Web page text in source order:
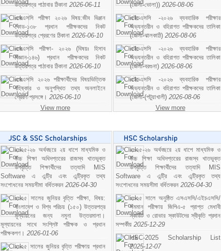
উত্তরপত্র পাঠাবার ঠিকানা 2026-06-11
এসএসসি পরীক্ষা ২০২৬ বিষয়:জীব বিঞ্জান
কোড-১৩৮ প্রধান পরীক্ষকদের নিকট
উত্তরপত্র প্রেরণের ঠিকানা 2026-06-10
এসএসসি পরীক্ষা- ২০২৬ (বিষয়ঃ হিসাব
বিজ্ঞান-১৪৬) প্রধান পরীক্ষকদের নিকট
উত্তরপত্র পাঠাবার ঠিকানা 2026-06-10
এসএসসি ২০২৬ পরীক্ষার্থীদের বিষয়ভিত্তিক
বহিষ্কার ও অনুপস্থিত তথ্য অনলাইনে
প্রেরণ প্রসঙ্গে। 2026-06-10
View more
(জেলা-ভোলা)) 2026-08-06
এইচএসসি -২০২৬ ব্যবহারিক পরীক্ষার
অভ্যন্তরীন ও বহিরাগত পরীক্ষকদের তালিকা
(জেলা-ঝালকাঠি) 2026-08-06
এইচএসসি -২০২৬ ব্যবহারিক পরীক্ষার
অভ্যন্তরীন ও বহিরাগত পরীক্ষকদের তালিকা
(জেলা-বরগুনা) 2026-08-06
এইচএসসি -২০২৬ ব্যবহারিক পরীক্ষার
অভ্যন্তরীন ও বহিরাগত পরীক্ষকদের তালিকা
(জেলা-(পটুয়াখালী) 2026-08-06
View more
২০২৫-২৬ অর্থবছরে ২য় ধাপে মাধ্যমিক ও
উচ্চ শিক্ষা অধিদপ্তরের রাজস্ব খাতভুক্ত
উপবৃত্তি শিক্ষার্থীদের তত্যাদি MIS
Software এ এন্ট্রি এবং এন্ট্রিকৃত তথ্য
সংশোধনের সময়সীমা বর্ধিতকরন 2026-04-30
২০২৫ সালের জুনিয়র বৃত্তি পরীক্ষা, বিষয়:
বাংলাদেশ ও বিশ্ব পরিচয় (১৫০) উত্তরপত্র
মূল্যায়নের জন্য নমুনা উত্তরমালা।
মূল্যায়নের সাথে সংশ্লিষ্ট পরীক্ষক ও প্রধান
পরীক্ষকগণ। 2026-01-06
২০২৫ সালের জুনিয়র বৃত্তি পরীক্ষায় প্রধান
২০২৫-২৬ অর্থবছরে ২য় ধাপে মাধ্যমিক ও
উচ্চ শিক্ষা অধিদপ্তরের রাজস্ব খাতভুক্ত
উপবৃত্তি শিক্ষার্থীদের তত্যাদি MIS
Software এ এন্ট্রি এবং এন্ট্রিকৃত তথ্য
সংশোধনের সময়সীমা বর্ধিতকরন 2026-04-30
২০২৫ সালে অনুষ্ঠিত এসএসসি/এইচএসসি/
সমমান পরীক্ষায় জিপিএ-৫ প্রাপ্ত মেধাবী
স্কাউট ও রোভার স্কাউটদের স্বীকৃতি প্রদান
সম্পর্কীয় 2025-12-29
HSC-2025 Scholarship List
2025-12-07